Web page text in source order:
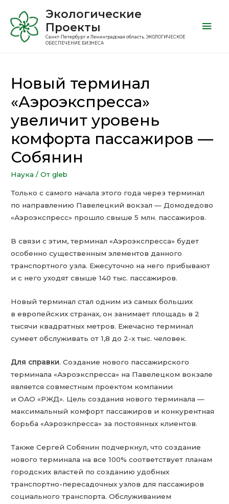
Экологические
Проекты
Санкт-Петербург и Ленинградская область. ЭКОЛОГИЧЕСКОЕ
ОБЕСПЕЧЕНИЕ БИЗНЕСА
Новый терминал
«Аэроэкспресса»
увеличит уровень
комфорта пассажиров —
Собянин
Наука / От gleb
Только с самого начала этого года через терминал
по направлению Павелецкий вокзал — Домодедово
«Аэроэкспресс» прошло свыше 5 млн. пассажиров.
В связи с этим, терминал «Аэроэкспресса» будет
особенно существенным элементов данного
транспортного узла. Ежесуточно на него прибывают
и с него уходят свыше 140 тыс. пассажиров.
Новый терминал стал одним из самых больших
в европейских странах, он занимает площадь в 2
тысячи квадратных метров. Ежечасно терминал
сумеет обслуживать от 1,8 до 2-х тыс. человек.
Для справки. Создание нового пассажирского
терминала «Аэроэкспресса» на Павелецком вокзале
является совместным проектом компании
и ОАО «РЖД». Цель создания нового терминала —
максимальный комфорт пассажиров и конкурентная
борьба «Аэроэкпресса» за постоянных клиентов.
Также Сергей Собянин подчеркнул, что создание
нового терминала на все 100% соответствует планам
городских властей по созданию удобных
транспортно-пересадочных узлов для пассажиров
социального транспорта. Обслуживанием